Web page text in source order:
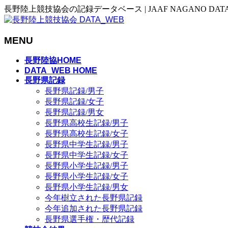
長野陸上競技協会の記録データベース | JAAF NAGANO
MENU
長野陸協HOME
DATA_WEB HOME
長野県記録
長野県記録/男子
長野県記録/女子
長野県記録/男女
長野県高校生記録/男子
長野県高校生記録/女子
長野県中学生記録/男子
長野県中学生記録/女子
長野県小学生記録/男子
長野県小学生記録/女子
長野県小学生記録/男女
今年樹立された長野県記録
今年追加された長野県記録
長野県選手権・歴代記録